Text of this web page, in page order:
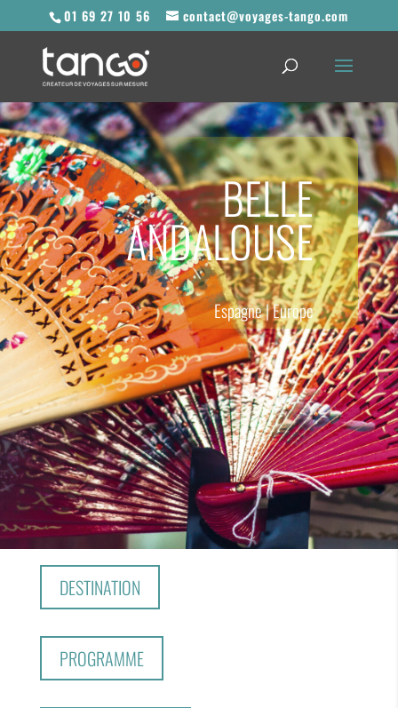
01 69 27 10 56 contact@voyages-tango.com
BELLE
ANDALOUSE
Espagne|Europe
DESTINATION
PROGRAMME